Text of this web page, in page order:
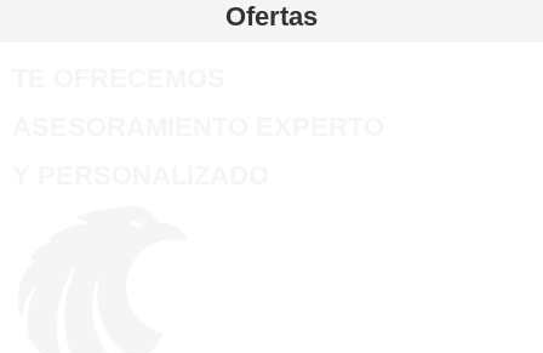
Ofertas